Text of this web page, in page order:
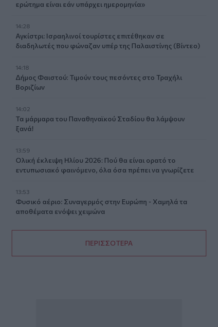
ερώτημα είναι εάν υπάρχει ημερομηνία»
14:28
Αγκίστρι: Ισραηλινοί τουρίστες επιτέθηκαν σε
διαδηλωτές που φώναζαν υπέρ της Παλαιστίνης (Βίντεο)
14:18
Δήμος Φαιστού: Τιμούν τους πεσόντες στο Τραχήλι
Βοριζίων
14:02
Τα μάρμαρα του Παναθηναϊκού Σταδίου θα λάμψουν
ξανά!
13:59
Ολική έκλειψη Ηλίου 2026: Πού θα είναι ορατό το
εντυπωσιακό φαινόμενο, όλα όσα πρέπει να γνωρίζετε
13:53
Φυσικό αέριο: Συναγερμός στην Ευρώπη - Χαμηλά τα
αποθέματα ενόψει χειμώνα
ΠΕΡΙΣΣΟΤΕΡΑ